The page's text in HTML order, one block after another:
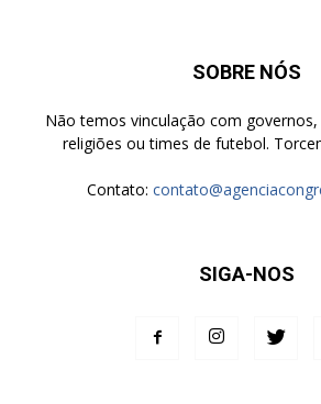
SOBRE NÓS
Não temos vinculação com
religiões ou times de futebol.
Contato:
SIGA-NOS